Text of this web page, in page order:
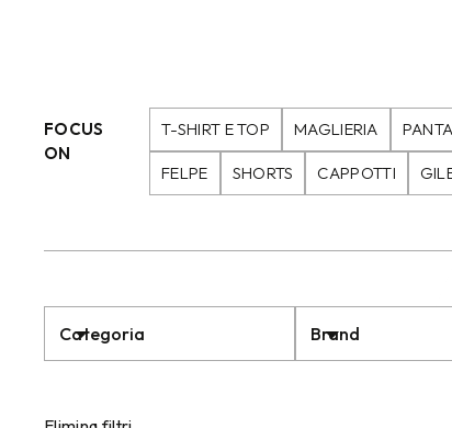
FOCUS
ON
T-SHIRT E TOP MAGLIERIA
FELPE SHORTS CAPPOTTI
Categoria Brand